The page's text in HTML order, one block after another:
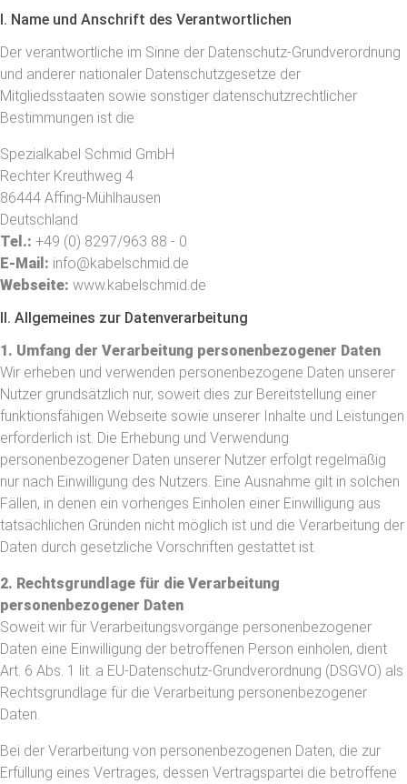
I. Name und Anschrift des Verantwortlichen
Der verantwortliche im Sinne der Datenschutz-Grundverordnung
und anderer nationaler Datenschutzgesetze der
Mitgliedsstaaten sowie sonstiger datenschutzrechtlicher
Bestimmungen ist die
Spezialkabel Schmid GmbH
Rechter Kreuthweg 4
86444 Affing-Mühlhausen
Deutschland
Tel.: +49 (0) 8297/963 88 - 0
E-Mail: info@kabelschmid.de
Webseite: www.kabelschmid.de
II. Allgemeines zur Datenverarbeitung
1. Umfang der Verarbeitung personenbezogener Daten
Wir erheben und verwenden personenbezogene Daten unserer
Nutzer grundsätzlich nur, soweit dies zur Bereitstellung einer
funktionsfähigen Webseite sowie unserer Inhalte und Leistungen
erforderlich ist. Die Erhebung und Verwendung
personenbezogener Daten unserer Nutzer erfolgt regelmäßig
nur nach Einwilligung des Nutzers. Eine Ausnahme gilt in solchen
Fällen, in denen ein vorheriges Einholen einer Einwilligung aus
tatsächlichen Gründen nicht möglich ist und die Verarbeitung der
Daten durch gesetzliche Vorschriften gestattet ist.
2. Rechtsgrundlage für die Verarbeitung
personenbezogener Daten
Soweit wir für Verarbeitungsvorgänge personenbezogener
Daten eine Einwilligung der betroffenen Person einholen, dient
Art. 6 Abs. 1 lit. a EU-Datenschutz-Grundverordnung (DSGVO) als
Rechtsgrundlage für die Verarbeitung personenbezogener
Daten.
Bei der Verarbeitung von personenbezogenen Daten, die zur
Erfüllung eines Vertrages, dessen Vertragspartei die betroffene